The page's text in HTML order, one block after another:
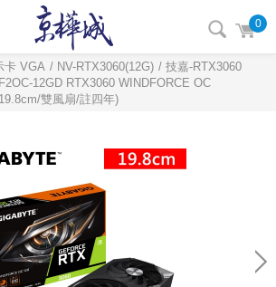
0
卡 VGA NV-RTX3060(12G)
技嘉-RTX3060
12GD RTX3060 WINDFORCE OC
雙風扇/註四年)